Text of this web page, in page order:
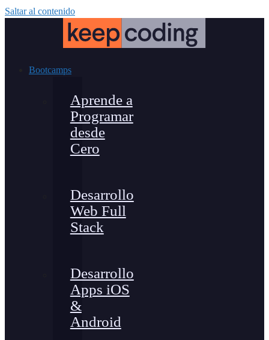
Saltar al contenido
Bootcamps
Aprende a
Programar
desde
Cero
Desarrollo
Web Full
Stack
Desarrollo
Apps iOS
&
Android